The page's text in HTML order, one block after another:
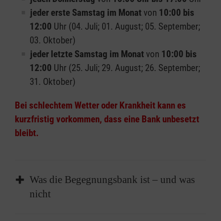
jeder erste Samstag im Monatvon 10:00 bis
12:00 Uhr (04. Juli; 01. August; 05. September;
03. Oktober)
jeder letzte Samstag im Monatvon 10:00 bis
12:00 Uhr (25. Juli; 29. August; 26. September;
31. Oktober)
Bei schlechtem Wetter oder Krankheit kann es
kurzfristig vorkommen, dass eine Bank unbesetzt
bleibt.
Was die Begegnungsbank ist – und was
nicht